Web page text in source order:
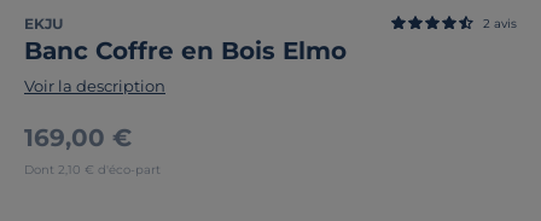
EKJU
Banc Coffre en Bois Elmo
2 avis
Voir la description
169,00 €
Dont 2,10 € d'éco-part